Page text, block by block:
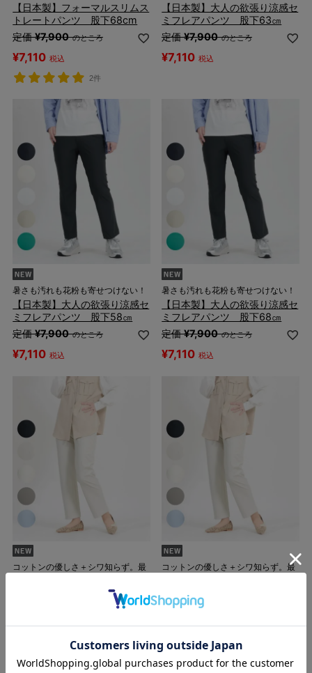
【日本製】フォーマルスリムス
トレートパンツ 股下68cm
定価 ¥7,900 のところ
¥7,110 税込
2件
【日本製】大人の欲張り涼感セ
ミフレアパンツ 股下63㎝
定価 ¥7,900 のところ
¥7,110 税込
暑さも汚れも花粉も寄せつけない！
【日本製】大人の欲張り涼感セ
ミフレアパンツ 股下58㎝
定価 ¥7,900 のところ
¥7,110 税込
暑さも汚れも花粉も寄せつけない！
【日本製】大人の欲張り涼感セ
ミフレアパンツ 股下68㎝
定価 ¥7,900 のところ
¥7,110 税込
コットンの優しさ＋シワ知らず。最
【日本製】シワになりにくい綿
混ストレートパンツ 股下58
コットンの優しさ＋シワ知らず。最
混ストレートパンツ 股下63
¥7,110 税込